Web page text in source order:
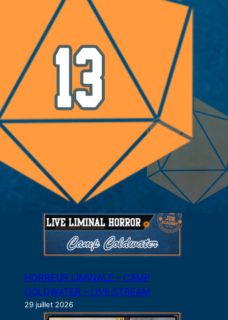
LES LAMES DU CARDINAL #04 – Le Bal
de Cinq Mars
3 août 2026
HORREUR LIMINALE – CAMP
COLDWATER – LIVE STREAM
29 juillet 2026